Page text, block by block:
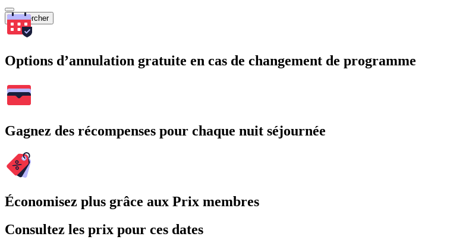
Rechercher
Options d’annulation gratuite en cas de changement de programme
Gagnez des récompenses pour chaque nuit séjournée
Économisez plus grâce aux Prix membres
Consultez les prix pour ces dates